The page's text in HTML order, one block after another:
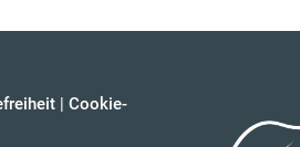
| Cookie-